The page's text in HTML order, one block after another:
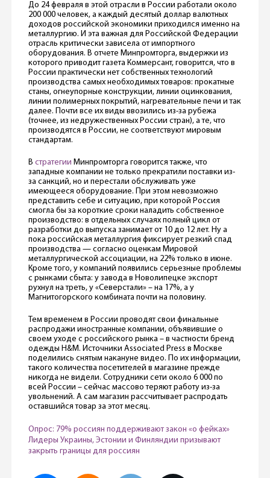
До 24 февраля в этой отрасли в России работали около
200 000 человек, а каждый десятый доллар валютных
доходов российской экономики приходился именно на
металлургию. И эта важная для Российской Федерации
отрасль критически зависела от импортного
оборудования. В отчете Минпромторга, выдержки из
которого приводит газета Коммерсант, говорится, что в
России практически нет собственных технологий
производства самых необходимых товаров: прокатные
станы, огнеупорные конструкции, линии оцинкования,
линии полимерных покрытий, нагревательные печи и так
далее. Почти все их виды ввозились из-за рубежа
(точнее, из недружественных России стран), а те, что
производятся в России, не соответствуют мировым
стандартам.
В стратегии Минпромторга говорится также, что
западные компании не только прекратили поставки из-
за санкций, но и перестали обслуживать уже
имеющееся оборудование. При этом невозможно
представить себе и ситуацию, при которой Россия
смогла бы за короткие сроки наладить собственное
производство: в отдельных случаях полный цикл от
разработки до выпуска занимает от 10 до 12 лет. Ну а
пока российская металлургия фиксирует резкий спад
производства — согласно оценкам Мировой
металлургической ассоциации, на 22% только в июне.
Кроме того, у компаний появились серьезные проблемы
с рынками сбыта: у завода в Новолипецке экспорт
рухнул на треть, у «Северстали» – на 17%, а у
Магнитогорского комбината почти на половину.
Тем временем в России проводят свои финальные
распродажи иностранные компании, объявившие о
своем уходе с российского рынка – в частности бренд
одежды H&M. Источники Associated Press в Москве
поделились снятым накануне видео. По их информации,
такого количества посетителей в магазине прежде
никогда не видели. Сотрудники сети около 6 000 по
всей России – сейчас массово теряют работу из-за
увольнений. А сам магазин рассчитывает распродать
оставшийся товар за этот месяц.
Опрос: 79% россиян поддерживают закон «о фейках»
Лидеры Украины, Эстонии и Финляндии призывают
закрыть границы для россиян